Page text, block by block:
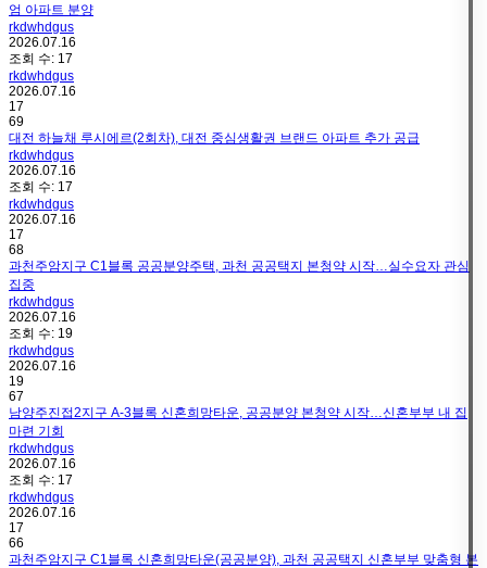
엄 아파트 분양
rkdwhdgus
2026.07.16
조회 수: 17
rkdwhdgus
2026.07.16
17
69
대전 하늘채 루시에르(2회차), 대전 중심생활권 브랜드 아파트 추가 공급
rkdwhdgus
2026.07.16
조회 수: 17
rkdwhdgus
2026.07.16
17
68
과천주암지구 C1블록 공공분양주택, 과천 공공택지 본청약 시작…실수요자 관심
집중
rkdwhdgus
2026.07.16
조회 수: 19
rkdwhdgus
2026.07.16
19
67
남양주진접2지구 A-3블록 신혼희망타운, 공공분양 본청약 시작…신혼부부 내 집
마련 기회
rkdwhdgus
2026.07.16
조회 수: 17
rkdwhdgus
2026.07.16
17
66
과천주암지구 C1블록 신혼희망타운(공공분양), 과천 공공택지 신혼부부 맞춤형 본